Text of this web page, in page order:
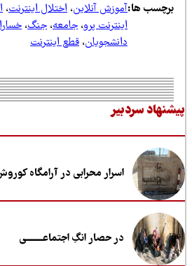
ها:آموزش آنلاین،اختلال اینترنت،اساتید
اینترنت پرو،جامعه،جنگ ،خسارات
دانشجویان،قطع اینترنت
سردبیر
اسرار محرابی در آرامگاه کوروش
در حصار انگِ اجتماعــــــــی